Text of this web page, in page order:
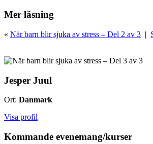
Mer läsning
« När barn blir sjuka av stress – Del 2 av 3 |
Jesper Juul
Ort: Danmark
Visa profil
Kommande evenemang/kurser